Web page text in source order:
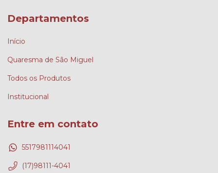
Departamentos
Início
Quaresma de São Miguel
Todos os Produtos
Institucional
Entre em contato
5517981114041
(17)98111-4041